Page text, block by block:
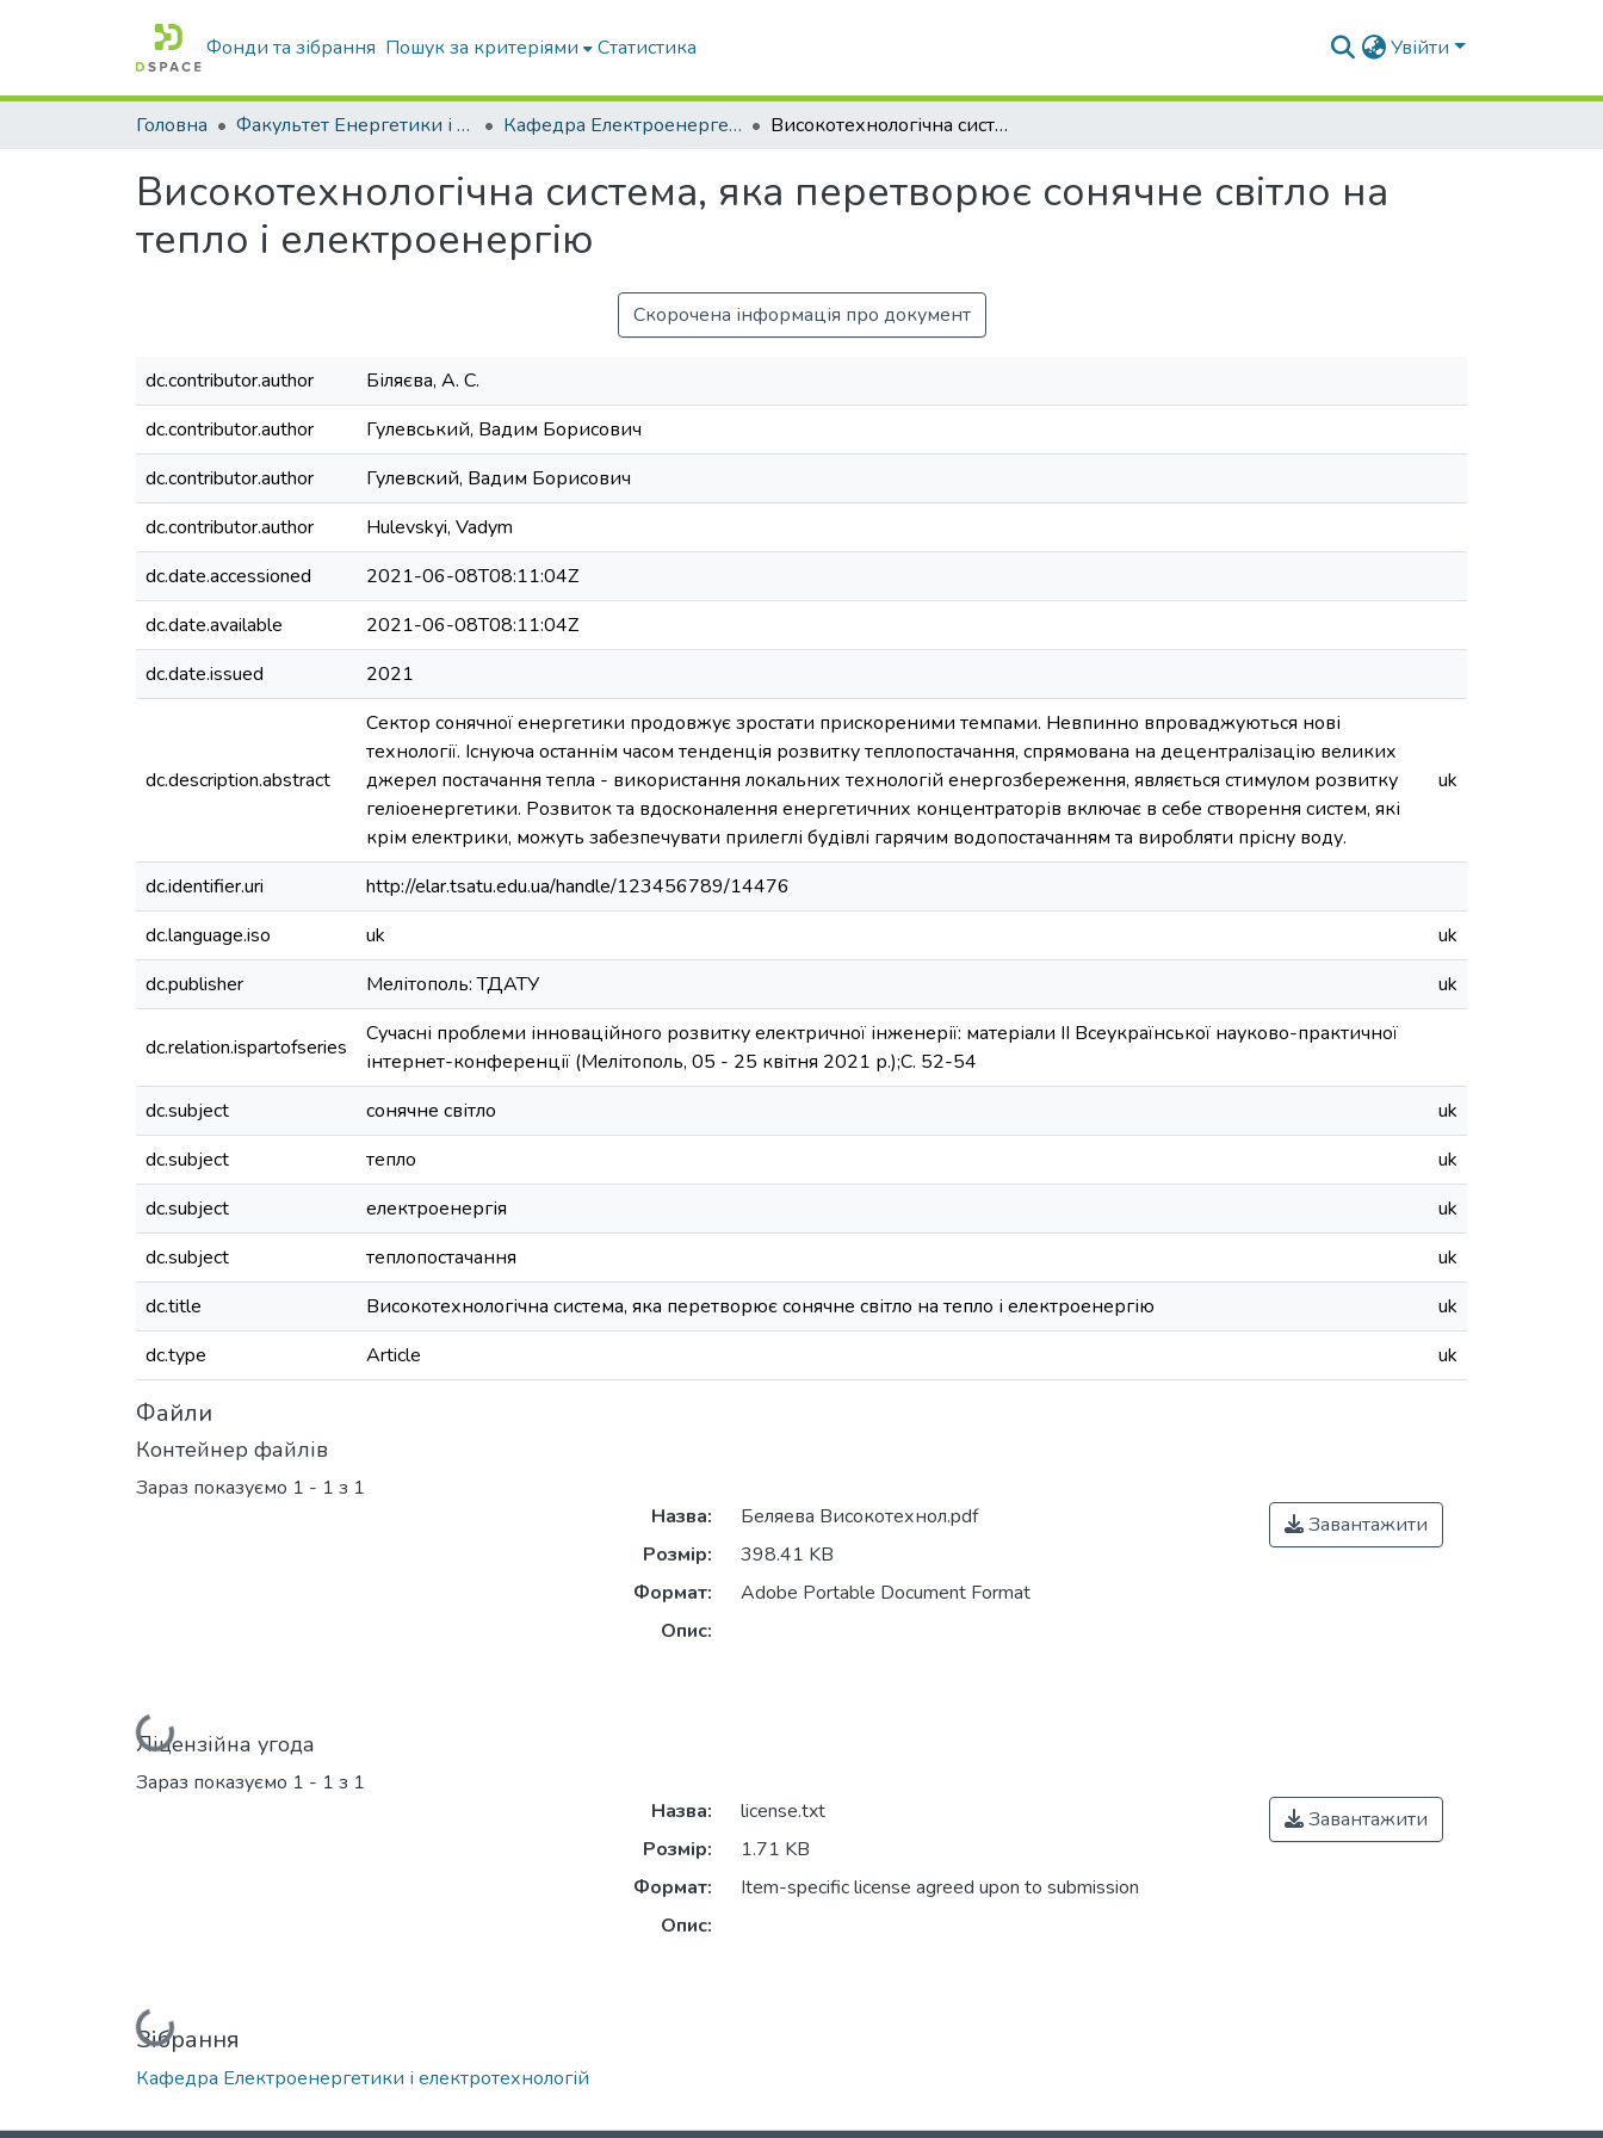
Фонди та зібрання Пошук за критеріями Статистика Увійти
Головна Факультет Енергетики і комп'ютерних технологій Кафедра Електроенергетики і електротехнологій Високотехнологічна система, яка перетворює сонячне світло на тепло і електроенергію
Високотехнологічна система, яка перетворює сонячне світло на
тепло і електроенергію
Скорочена інформація про документ
dc.contributor.author
Біляєва, А. С.
dc.contributor.author
Гулевський, Вадим Борисович
dc.contributor.author
Гулевский, Вадим Борисович
dc.contributor.author
Hulevskyi, Vadym
dc.date.accessioned
2021-06-08T08:11:04Z
dc.date.available
2021-06-08T08:11:04Z
dc.date.issued
2021
dc.description.abstract
Сектор сонячної енергетики продовжує зростати прискореними темпами. Невпинно впроваджуються нові
технології. Існуюча останнім часом тенденція розвитку теплопостачання, спрямована на децентралізацію великих
джерел постачання тепла - використання локальних технологій енергозбереження, являється стимулом розвитку
геліоенергетики. Розвиток та вдосконалення енергетичних концентраторів включає в себе створення систем, які
крім електрики, можуть забезпечувати прилеглі будівлі гарячим водопостачанням та виробляти прісну воду.
uk
dc.identifier.uri
http://elar.tsatu.edu.ua/handle/123456789/14476
dc.language.iso
uk
uk
dc.publisher
Мелітополь: ТДАТУ uk
dc.relation.ispartofseries
Сучасні проблеми інноваційного розвитку електричної інженерії: матеріали II Всеукраїнської науково-практичної
інтернет-конференції (Мелітополь, 05 - 25 квітня 2021 р.);С. 52-54
dc.subject
сонячне світло
uk
dc.subject
тепло
uk
dc.subject
електроенергія
uk
dc.subject
теплопостачання
uk
dc.title
Високотехнологічна система, яка перетворює сонячне світло на тепло і електроенергію
uk
dc.type
Article uk
Файли
Контейнер файлів
Зараз показуємо 1 - 1 з 1
Вантажиться...
Назва:
Беляева Високотехнол.pdf
Розмір:
398.41 KB
Формат:
Adobe Portable Document Format
Опис:
Завантажити
Ліцензійна угода
Зараз показуємо 1 - 1 з 1
Вантажиться...
Назва:
license.txt
Розмір:
1.71 KB
Формат:
Item-specific license agreed upon to submission
Опис:
Завантажити
Зібрання
Кафедра Електроенергетики і електротехнологій